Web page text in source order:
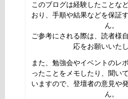
このブログは経験したことな
おり、手順や結果などを保証
ん。
ご参考にされる際は、読者様
応をお願いいたし
また、勉強会やイベントのレ
ったことをメモしたり、聞い
いますので、登壇者の意見や
ん。